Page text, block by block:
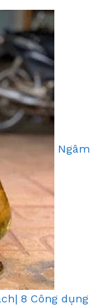
Ngâm
8 Công dụng